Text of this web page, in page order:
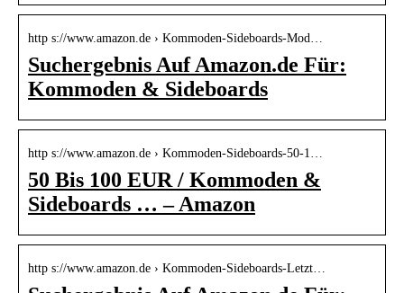
http s://www.amazon.de › Kommoden-Sideboards-Mod…
Suchergebnis Auf Amazon.de Für:
Kommoden & Sideboards
http s://www.amazon.de › Kommoden-Sideboards-50-1…
50 Bis 100 EUR / Kommoden &
Sideboards … – Amazon
http s://www.amazon.de › Kommoden-Sideboards-Letzt…